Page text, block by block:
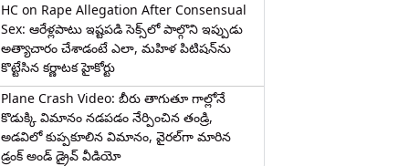
HC on Rape Allegation After Consensual
Sex: ఆరేళ్లపాటు ఇష్టపడి సెక్స్‌లో పాల్గొని ఇప్పుడు
అత్యాచారం చేశాడంటే ఎలా, మహిళ పిటిషన్‌ను
కొట్టేసిన కర్ణాటక హైకోర్టు
Plane Crash Video: బీరు తాగుతూ గాల్లోనే
కొడుక్కి విమానం నడపడం నేర్పించిన తండ్రి,
అడవిలో కుప్పకూలిన విమానం, వైరల్‌గా మారిన
డ్రంక్‌ అండ్ డ్రైవ్ వీడియో